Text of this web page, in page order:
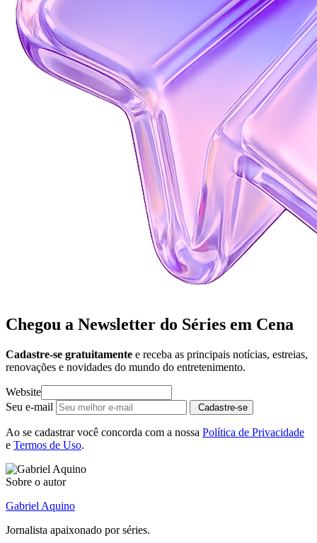
Chegou a Newsletter do Séries em Cena
Cadastre-se gratuitamente e receba as principais notícias, estreias,
renovações e novidades do mundo do entretenimento.
Website
Seu e-mail
Cadastre-se
Ao se cadastrar você concorda com a nossa Política de Privacidade
e Termos de Uso.
Sobre o autor
Gabriel Aquino
Jornalista apaixonado por séries.